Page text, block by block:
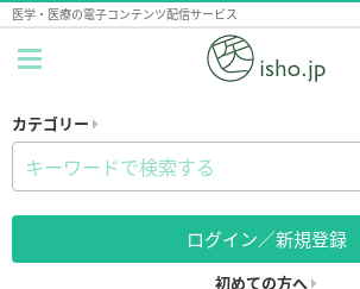
医学・医療の電子コンテンツ配信サービス
カテゴリー
ログイン／新規登録
初めての方へ